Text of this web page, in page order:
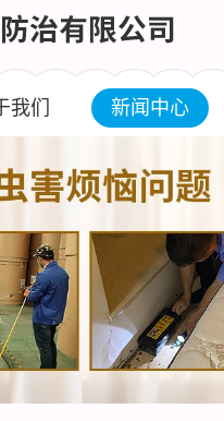
我们 新闻中心